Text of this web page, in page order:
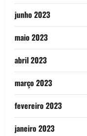
junho 2023
maio 2023
abril 2023
março 2023
fevereiro 2023
janeiro 2023